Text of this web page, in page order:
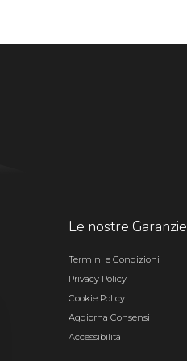
Le nostre Garanzie
Termini e Condizioni
Privacy Policy
Cookie Policy
Aggiorna Consensi
Accessibilità